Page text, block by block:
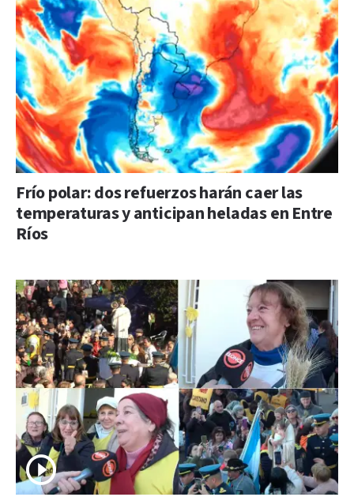
Frío polar: dos refuerzos harán caer las
temperaturas y anticipan heladas en Entre
Ríos